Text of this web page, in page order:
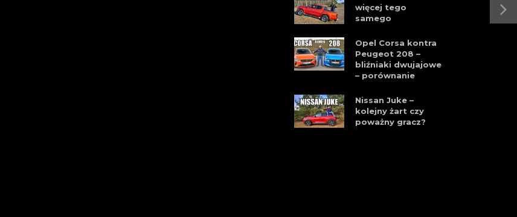
więcej tego
samego
Opel Corsa kontra
Peugeot 208 –
bliźniaki dwujajowe
– porównanie
Nissan Juke –
kolejny żart czy
poważny gracz?